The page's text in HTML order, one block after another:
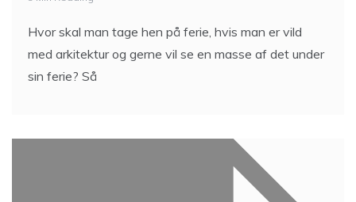
Hvor skal man tage hen på ferie, hvis man er vild
med arkitektur og gerne vil se en masse af det under
sin ferie? Så